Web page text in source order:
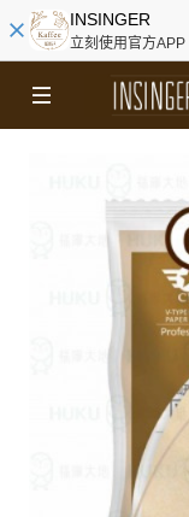
INSINGER
立刻使用官方APP